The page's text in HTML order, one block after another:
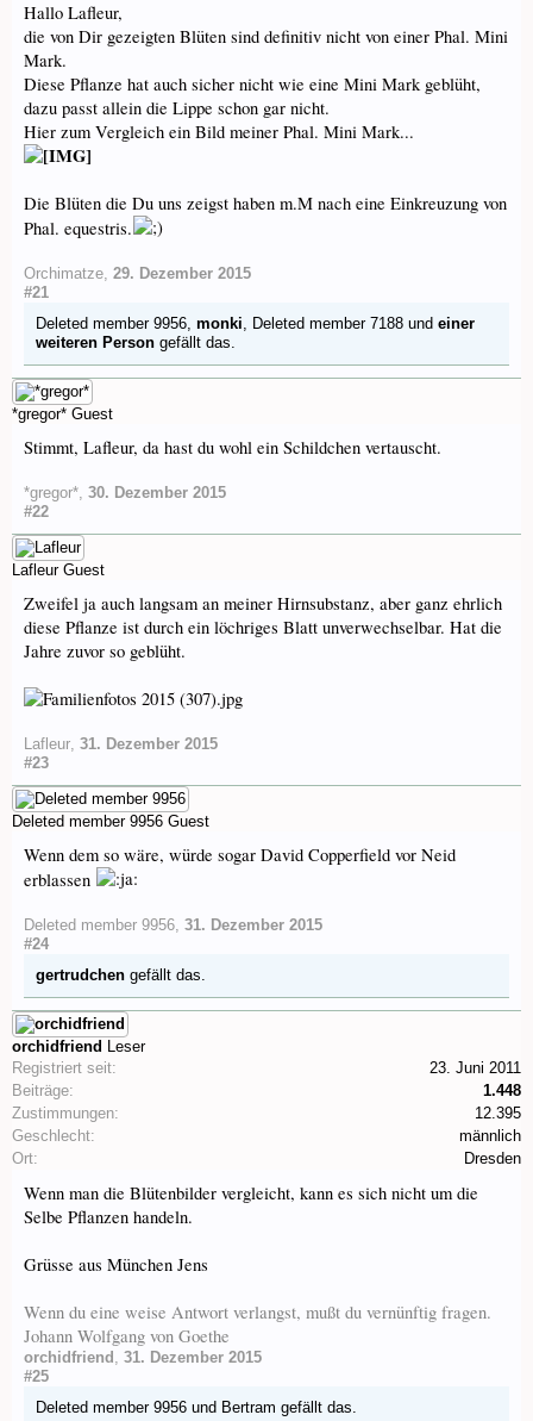
Hallo Lafleur,
die von Dir gezeigten Blüten sind definitiv nicht von einer Phal. Mini
Mark.
Diese Pflanze hat auch sicher nicht wie eine Mini Mark geblüht,
dazu passt allein die Lippe schon gar nicht.
Hier zum Vergleich ein Bild meiner Phal. Mini Mark...
Die Blüten die Du uns zeigst haben m.M nach eine Einkreuzung von
Phal. equestris.
Orchimatze, 29. Dezember 2015
#21
Deleted member 9956, monki, Deleted member 7188 und einer
weiteren Person gefällt das.
*gregor* Guest
Stimmt, Lafleur, da hast du wohl ein Schildchen vertauscht.
*gregor*, 30. Dezember 2015
#22
Lafleur Guest
Zweifel ja auch langsam an meiner Hirnsubstanz, aber ganz ehrlich
diese Pflanze ist durch ein löchriges Blatt unverwechselbar. Hat die
Jahre zuvor so geblüht.
Lafleur, 31. Dezember 2015
#23
Deleted member 9956 Guest
Wenn dem so wäre, würde sogar David Copperfield vor Neid
erblassen
Deleted member 9956, 31. Dezember 2015
#24
gertrudchen gefällt das.
orchidfriend Leser
Registriert seit:
23. Juni 2011
Beiträge:
1.448
Zustimmungen:
12.395
Geschlecht:
männlich
Ort:
Dresden
Wenn man die Blütenbilder vergleicht, kann es sich nicht um die
Selbe Pflanzen handeln.
Grüsse aus München Jens
Wenn du eine weise Antwort verlangst, mußt du vernünftig fragen.
Johann Wolfgang von Goethe
orchidfriend , 31. Dezember 2015
#25
Deleted member 9956 und Bertram gefällt das.